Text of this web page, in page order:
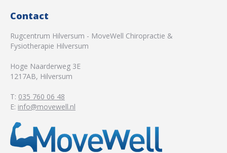
Contact
Rugcentrum Hilversum - MoveWell Chiropractie &
Fysiotherapie Hilversum
Hoge Naarderweg 3E
1217AB, Hilversum
T: 035 760 06 48
E: info@movewell.nl